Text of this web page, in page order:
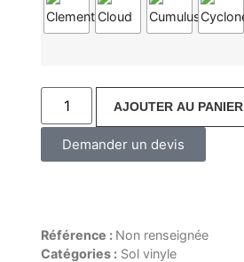
AJOUTER AU PANIER
Demander un devis
Référence : Non renseignée
Catégories : Sol vinyle